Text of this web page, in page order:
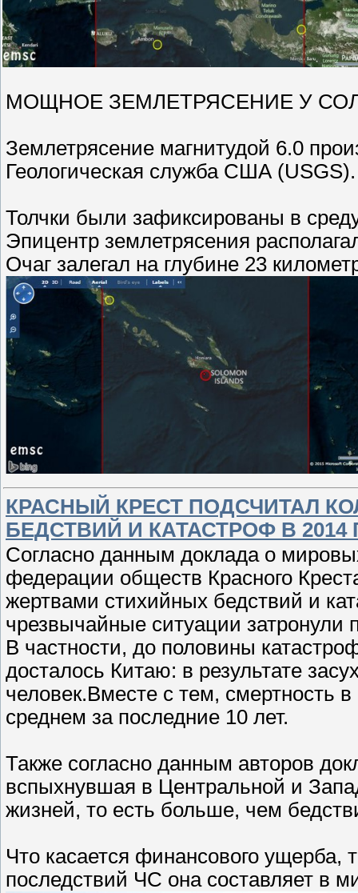
МОЩНОЕ ЗЕМЛЕТРЯСЕНИЕ У
Землетрясение магнитудой 6.0
Геологическая служба США (USGS).
Толчки были зафиксированы в
Эпицентр землетрясения
Очаг залегал на глубине 23
КРАСНЫЙ КРЕСТ ПОДСЧИТАЛ
БЕДСТВИЙ И КАТАСТРОФ В 2014
Согласно данным доклада о
федерации обществ Красного
жертвами стихийных бедствий и
чрезвычайные ситуации затронули
В частности, до половины
досталось Китаю: в результате
человек.Вместе с тем, смертность
среднем за последние 10 лет.
Также согласно данным авторов
вспыхнувшая в Центральной и
жизней, то есть больше, чем
Что касается финансового ущерба,
последствий ЧС она составляет в